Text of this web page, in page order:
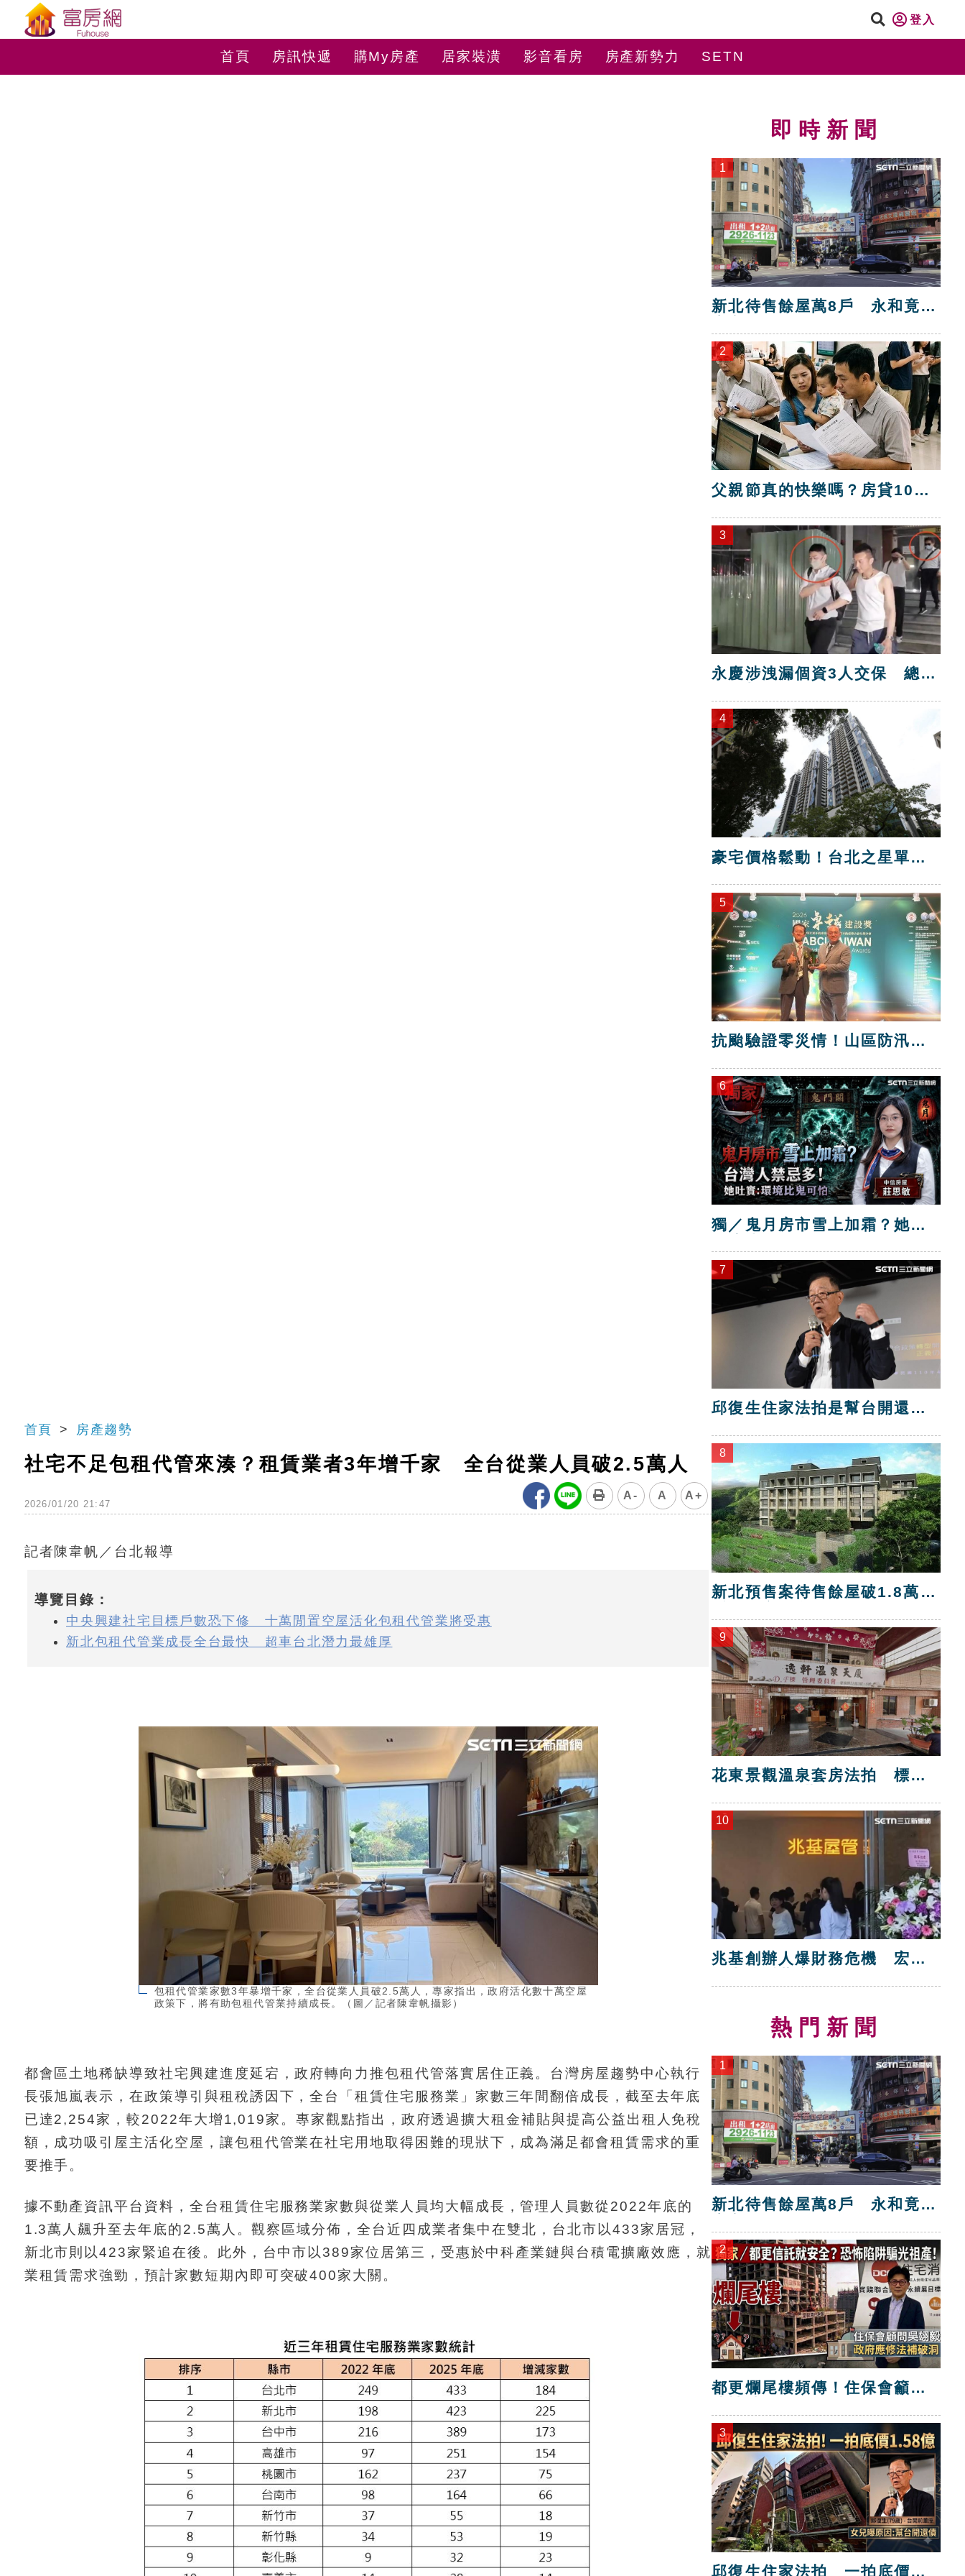
登入
首頁 房訊快遞 購My房產 居家裝潢 影音看房 房產新勢力 SETN
首頁 房產趨勢
社宅不足包租代管來湊？租賃業者3年增千家 全台從業人員破2.5萬人
2026/01/20 21:47
A- A A+
記者陳韋帆／台北報導
導覽目錄：
中央興建社宅目標戶數恐下修 十萬閒置空屋活化包租代管業將受惠
新北包租代管業成長全台最快 超車台北潛力最雄厚
包租代管業家數3年暴增千家，全台從業人員破2.5萬人，專家指出，政府活化數十萬空屋
政策下，將有助包租代管業持續成長。（圖／記者陳韋帆攝影）
都會區土地稀缺導致社宅興建進度延宕，政府轉向力推包租代管落實居住正義。台灣房屋趨勢中心執行
長張旭嵐表示，在政策導引與租稅誘因下，全台「租賃住宅服務業」家數三年間翻倍成長，截至去年底
已達2,254家，較2022年大增1,019家。專家觀點指出，政府透過擴大租金補貼與提高公益出租人免稅
額，成功吸引屋主活化空屋，讓包租代管業在社宅用地取得困難的現狀下，成為滿足都會租賃需求的重
要推手。
據不動產資訊平台資料，全台租賃住宅服務業家數與從業人員均大幅成長，管理人員數從2022年底的
1.3萬人飆升至去年底的2.5萬人。觀察區域分佈，全台近四成業者集中在雙北，台北市以433家居冠，
新北市則以423家緊追在後。此外，台中市以389家位居第三，受惠於中科產業鏈與台積電擴廠效應，就
業租賃需求強勁，預計家數短期內即可突破400家大關。
即時新聞
1
新北待售餘屋萬8戶 永和竟只
2
父親節真的快樂嗎？房貸10年
3
永慶涉洩漏個資3人交保 總部
4
豪宅價格鬆動！台北之星單坪
5
抗颱驗證零災情！山區防汛工
6
獨／鬼月房市雪上加霜？她：
7
邱復生住家法拍是幫台開還
8
新北預售案待售餘屋破1.8萬
9
花東景觀溫泉套房法拍 標脫
10
兆基創辦人爆財務危機 宏碁
熱門新聞
1
新北待售餘屋萬8戶 永和竟只
2
都更爛尾樓頻傳！住保會籲修
3
邱復生住家法拍 一拍底價